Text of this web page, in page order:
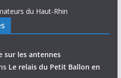
du Haut-Rhin
sur les antennes
Le relais du Petit Ballon en